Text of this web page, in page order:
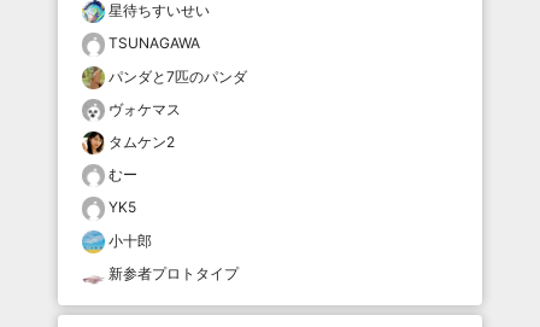
星待ちすいせい
TSUNAGAWA
パンダと7匹のパンダ
ヴォケマス
タムケン2
むー
YK5
小十郎
新参者プロトタイプ